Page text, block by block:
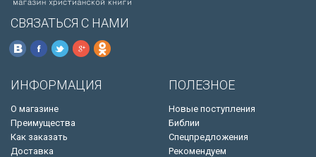
СВЯЗАТЬСЯ С НАМИ
ИНФОРМАЦИЯ
О магазине
Преимущества
Как заказать
Доставка
ПОЛЕЗНОЕ
Новые поступления
Библии
Спецпредложения
Рекомендуем